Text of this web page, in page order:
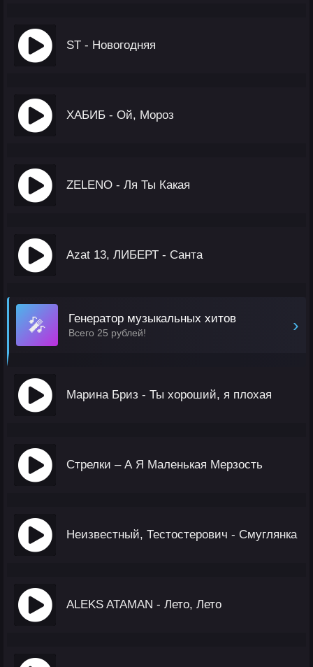
ST - Новогодняя
ХАБИБ - Ой, Мороз
ZELENO - Ля Ты Какая
Azat 13, ЛИБЕРТ - Санта
🎤 Генератор музыкальных хитов
Всего 25 рублей! ›
Марина Бриз - Ты хороший, я плохая
Стрелки – А Я Маленькая Мерзость
Неизвестный, Тестостерович - Смуглянка
ALEKS ATAMAN - Лето, Лето